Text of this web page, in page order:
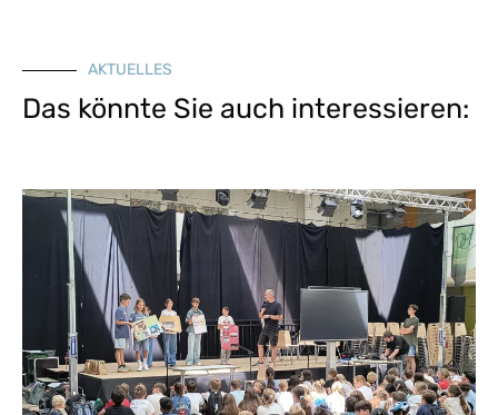
AKTUELLES
Das könnte Sie auch interessieren: